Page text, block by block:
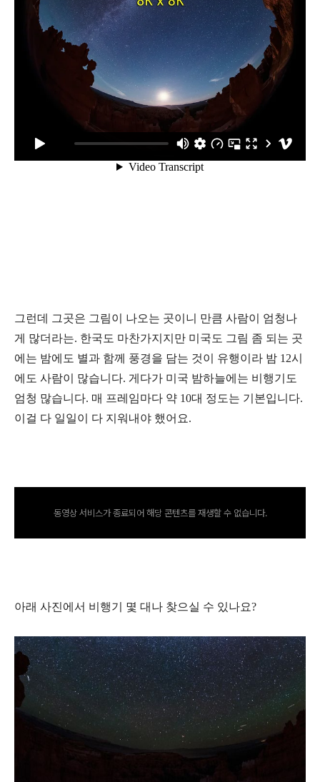
그런데 그곳은 그림이 나오는 곳이니 만큼 사람이 엄청나
게 많더라는. 한국도 마찬가지지만 미국도 그림 좀 되는 곳
에는 밤에도 별과 함께 풍경을 담는 것이 유행이라 밤 12시
에도 사람이 많습니다. 게다가 미국 밤하늘에는 비행기도
엄청 많습니다. 매 프레임마다 약 10대 정도는 기본입니다.
이걸 다 일일이 다 지워내야 했어요.
동영상 서비스가 종료되어 해당 콘텐츠를 재생할 수 없습니다.
아래 사진에서 비행기 몇 대나 찾으실 수 있나요?